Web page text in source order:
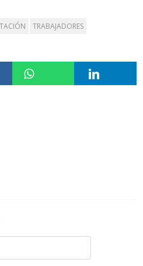
TRABAJADORES